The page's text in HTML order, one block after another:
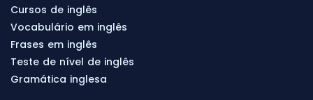
Cursos de inglês
Vocabulário em inglês
Frases em inglês
Teste de nível de inglês
Gramática inglesa